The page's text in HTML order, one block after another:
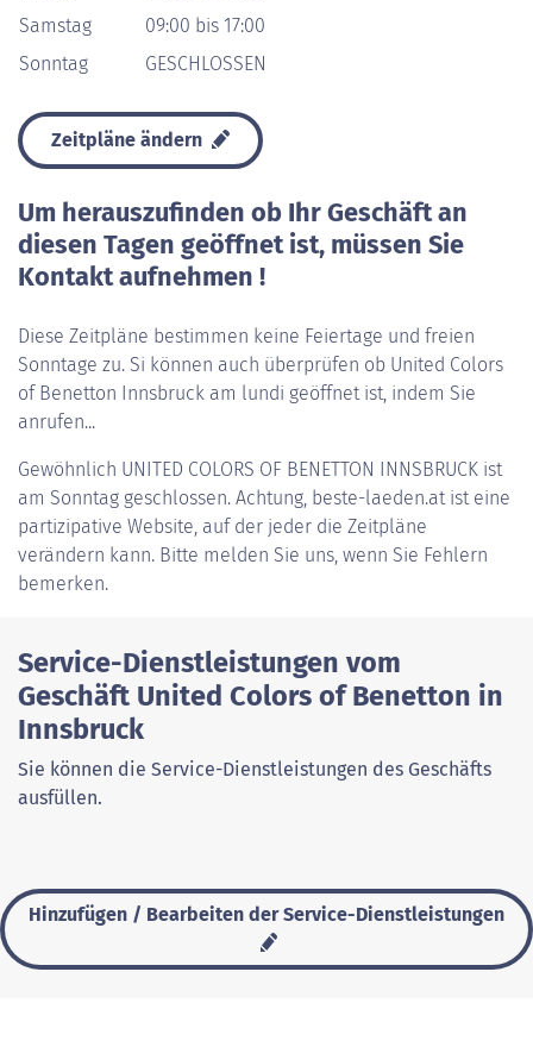
Samstag
09:00 bis 17:00
Sonntag
GESCHLOSSEN
Zeitpläne ändern
Um herauszufinden ob Ihr Geschäft an
diesen Tagen geöffnet ist, müssen Sie
Kontakt aufnehmen !
Diese Zeitpläne bestimmen keine Feiertage und freien
Sonntage zu. Si können auch überprüfen ob United Colors
of Benetton Innsbruck am lundi geöffnet ist, indem Sie
anrufen...
Gewöhnlich UNITED COLORS OF BENETTON INNSBRUCK ist
am Sonntag geschlossen. Achtung, beste-laeden.at ist eine
partizipative Website, auf der jeder die Zeitpläne
verändern kann. Bitte melden Sie uns, wenn Sie Fehlern
bemerken.
Service-Dienstleistungen vom
Geschäft United Colors of Benetton in
Innsbruck
Sie können die Service-Dienstleistungen des Geschäfts
ausfüllen.
Hinzufügen / Bearbeiten der Service-Dienstleistungen